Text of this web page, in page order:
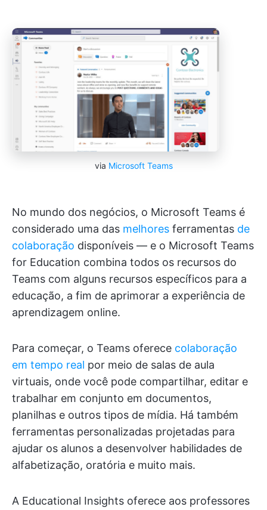
via Microsoft Teams
No mundo dos negócios, o Microsoft Teams é
considerado uma das melhores ferramentas de
colaboração disponíveis — e o Microsoft Teams
for Education combina todos os recursos do
Teams com alguns recursos específicos para a
educação, a fim de aprimorar a experiência de
aprendizagem online.
Para começar, o Teams oferece colaboração
em tempo real por meio de salas de aula
virtuais, onde você pode compartilhar, editar e
trabalhar em conjunto em documentos,
planilhas e outros tipos de mídia. Há também
ferramentas personalizadas projetadas para
ajudar os alunos a desenvolver habilidades de
alfabetização, oratória e muito mais.
A Educational Insights oferece aos professores